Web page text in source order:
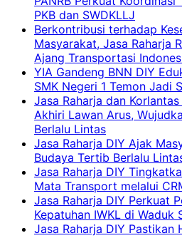
PKB dan SWDKLLJ
Berkontribusi terhadap
Masyarakat, Jasa Raharja
Ajang Transportasi
YIA Gandeng BNN DIY
SMK Negeri 1 Temon Jadi
Jasa Raharja dan
Akhiri Lawan Arus,
Berlalu Lintas
Jasa Raharja DIY Ajak
Budaya Tertib Berlalu
Jasa Raharja DIY
Mata Transport melalui
Jasa Raharja DIY Perkuat
Kepatuhan IWKL di Waduk
Jasa Raharja DIY Pastikan